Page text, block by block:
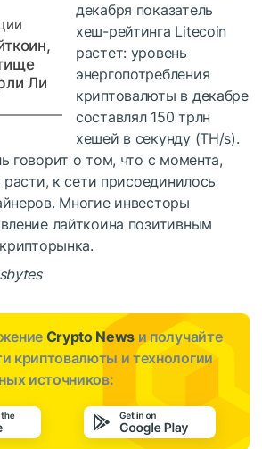
Ли
декабря показатель
хеш-рейтинга Litecoin
растет: уровень
энергопотребления
криптовалюты в декабре
составлял 150 трлн
хешей в секунду (TH/s).
говорит о том, что с момента,
расти, к сети присоединилось
Многие инвесторы
лайткоина позитивным
Crypto News и получайте
криптовалюты и технологии
источников: